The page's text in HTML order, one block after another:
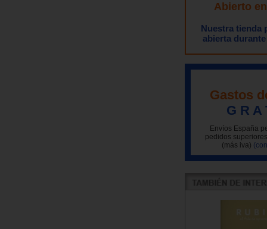
Abierto
Nuestra tienda
abierta
Gastos
G R A
Envíos España
pedidos
(más iva)